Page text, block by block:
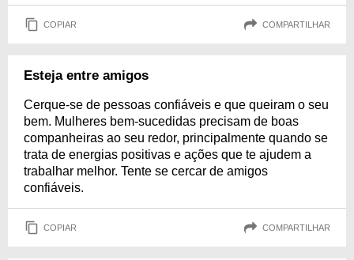
COPIAR COMPARTILHAR
Esteja entre amigos
Cerque-se de pessoas confiáveis e que queiram o seu
bem. Mulheres bem-sucedidas precisam de boas
companheiras ao seu redor, principalmente quando se
trata de energias positivas e ações que te ajudem a
trabalhar melhor. Tente se cercar de amigos
confiáveis.
COPIAR COMPARTILHAR